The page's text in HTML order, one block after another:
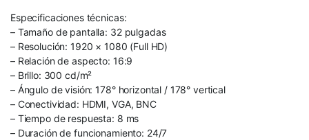
Especificaciones técnicas:
– Tamaño de pantalla: 32 pulgadas
– Resolución: 1920 × 1080 (Full HD)
– Relación de aspecto: 16:9
– Brillo: 300 cd/m²
– Ángulo de visión: 178° horizontal / 178° vertical
– Conectividad: HDMI, VGA, BNC
– Tiempo de respuesta: 8 ms
– Duración de funcionamiento: 24/7